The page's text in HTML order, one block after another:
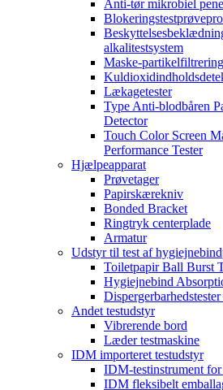
Anti-tør mikrobiel
alkalitestsystem
Maske-
Lækagetester
Type Anti-blodbåren
Detector
Touch Color Screen
Performance Tester
Hjælpeapparat
Prøvetager
Papirskærekniv
Bonded Bracket
Ringtryk centerplade
Armatur
Udstyr til test af
Toiletpapir Ball Burst
Hygiejnebind
Andet testudstyr
Vibrerende bord
Læder testmaskine
IDM importeret testudstyr
IDM-testinstrument
IDM fleksibelt